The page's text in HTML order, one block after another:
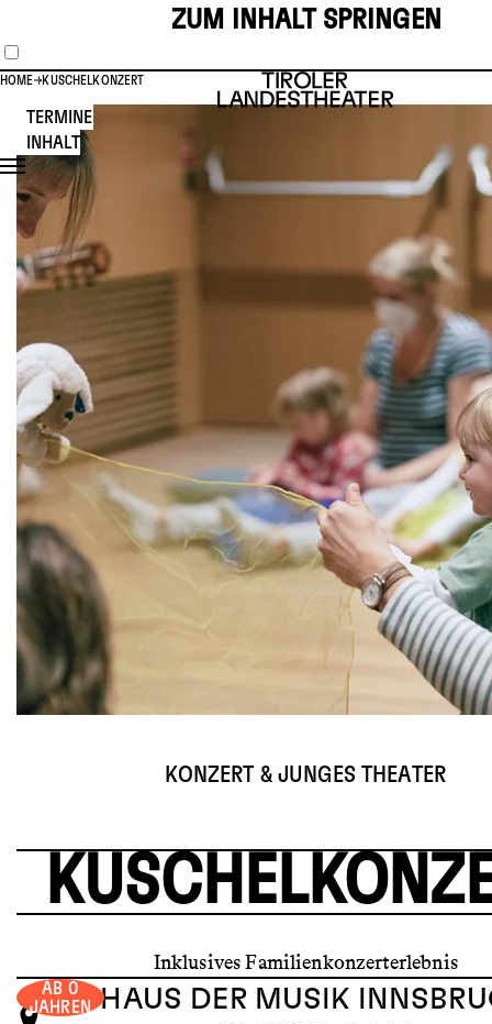
ZUM INHALT SPRINGEN
HOME KUSCHELKONZERT
TERMINE
INHALT
KONZERT & JUNGES THEATER
Inklusives Familienkonzerterlebnis
AB 0
JAHREN HAUS DER MUSIK